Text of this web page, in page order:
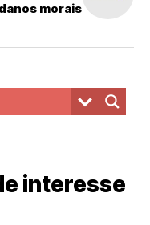
morais
interesse